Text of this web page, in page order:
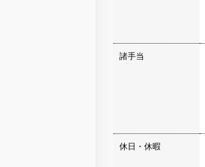
諸手当
休日・休暇